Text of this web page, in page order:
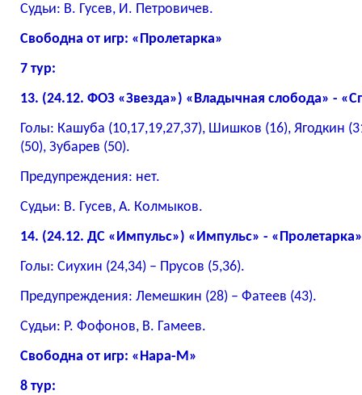
Судьи: В. Гусев, И. Петровичев.
Свободна от игр: «Пролетарка»
7 тур:
13. (24.12. ФОЗ «Звезда») «Владычная слобода» -
Голы: Кашуба (10,17,19,27,37), Шишков (16), Ягодкин
(50), Зубарев (50).
Предупреждения: нет.
Судьи: В. Гусев, А. Колмыков.
14. (24.12. ДС «Импульс») «Импульс» -
Голы: Сиухин (24,34) – Прусов (5,36).
Предупреждения: Лемешкин (28) – Фатеев (43).
Судьи: Р. Фофонов, В. Гамеев.
Свободна от игр: «Нара-М»
8 тур: